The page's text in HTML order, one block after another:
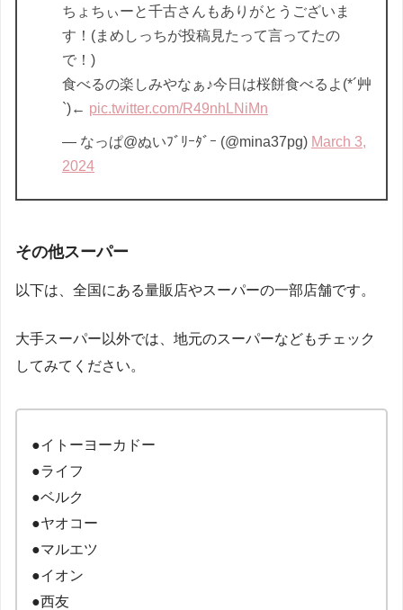
ちょちぃーと千古さんもありがとうございま
す！(まめしっちが投稿見たって言ってたの
で！)
食べるの楽しみやなぁ♪今日は桜餅食べるよ(*´艸
`)← pic.twitter.com/R49nhLNiMn
— なっぱ@ぬいﾌﾞﾘｰﾀﾞｰ (@mina37pg) March 3,
2024
その他スーパー
以下は、全国にある量販店やスーパーの一部店舗です。
大手スーパー以外では、地元のスーパーなどもチェック
してみてください。
●イトーヨーカドー
●ライフ
●ベルク
●ヤオコー
●マルエツ
●イオン
●西友